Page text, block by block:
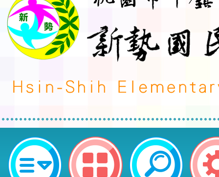
轉知中華民國獨輪車協會主辦「
盃全國獨輪車錦標賽」-桃園市平